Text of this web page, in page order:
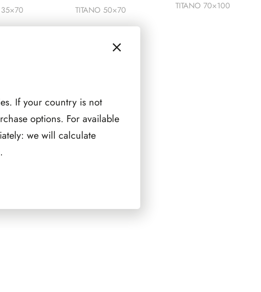
35×70 TITANO 50×70 TITANO 70×100
If your country is not
options. For available
we will calculate